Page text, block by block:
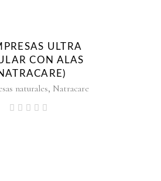
ULTRA
CON ALAS
naturales, Natracare